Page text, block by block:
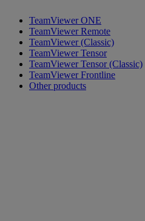
TeamViewer ONE
TeamViewer Remote
TeamViewer (Classic)
TeamViewer Tensor
TeamViewer Tensor (Classic)
TeamViewer Frontline
Other products